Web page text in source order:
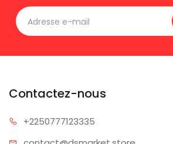
Contactez-nous
+2250777123335